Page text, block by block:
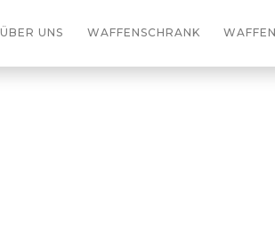
ÜBER UNS WAFFENSCHRANK